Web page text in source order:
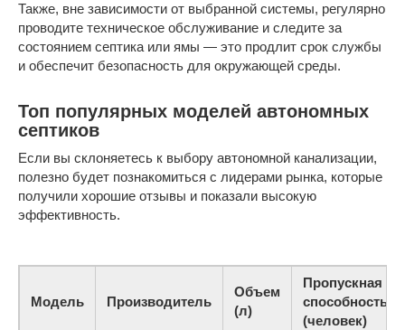
Также, вне зависимости от выбранной системы, регулярно
проводите техническое обслуживание и следите за
состоянием септика или ямы — это продлит срок службы
и обеспечит безопасность для окружающей среды.
Топ популярных моделей автономных
септиков
Если вы склоняетесь к выбору автономной канализации,
полезно будет познакомиться с лидерами рынка, которые
получили хорошие отзывы и показали высокую
эффективность.
Модель Производитель
Объем
(л)
Пропускная
способность
(человек)